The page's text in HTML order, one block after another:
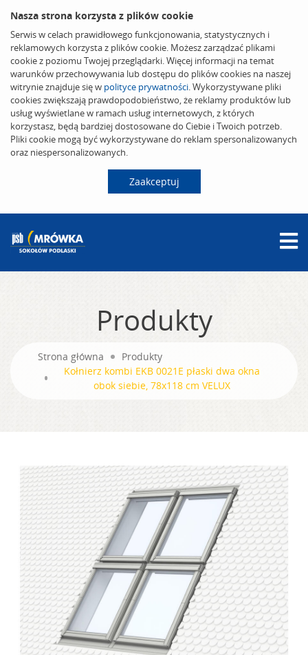
Nasza strona korzysta z plików cookie
Serwis w celach prawidłowego funkcjonowania, statystycznych i
reklamowych korzysta z plików cookie. Możesz zarządzać plikami
cookie z poziomu Twojej przeglądarki. Więcej informacji na temat
warunków przechowywania lub dostępu do plików cookies na naszej
witrynie znajduje się w polityce prywatności. Wykorzystywane pliki
cookies zwiększają prawdopodobieństwo, że reklamy produktów lub
usług wyświetlane w ramach usług internetowych, z których
korzystasz, będą bardziej dostosowane do Ciebie i Twoich potrzeb.
Pliki cookie mogą być wykorzystywane do reklam spersonalizowanych
oraz niespersonalizowanych.
Zaakceptuj
Produkty
Strona główna
Produkty
Kołnierz kombi EKB 0021E płaski dwa okna
obok siebie, 78x118 cm VELUX